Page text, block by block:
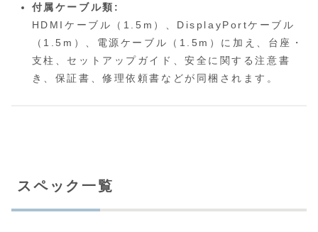
付属ケーブル類:
HDMIケーブル（1.5m）、DisplayPortケーブル
（1.5m）、電源ケーブル（1.5m）に加え、台座・
支柱、セットアップガイド、安全に関する注意書
き、保証書、修理依頼書などが同梱されます。
スペック一覧